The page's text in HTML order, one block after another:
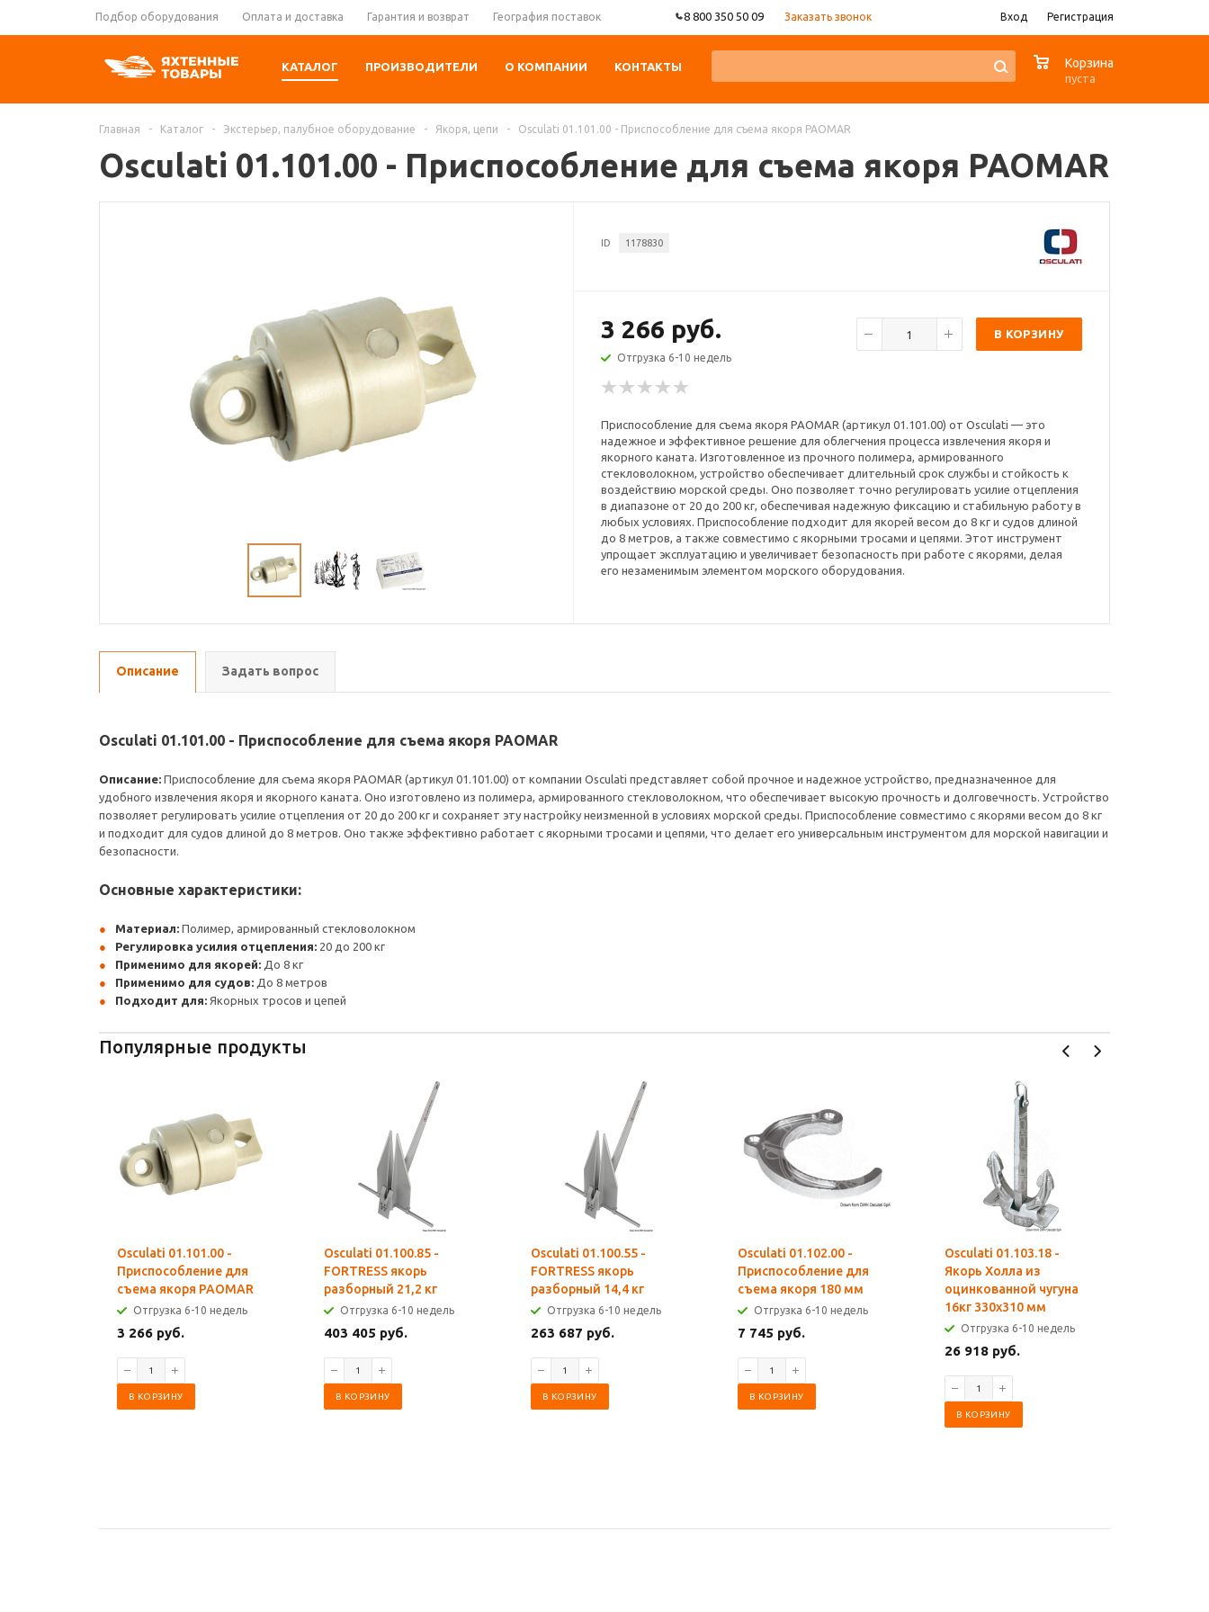
Подбор оборудования Оплата и доставка Гарантия и возврат География поставок 8 800 350 50 09 Заказать звонок Вход Регистрация
КАТАЛОГ ПРОИЗВОДИТЕЛИ О КОМПАНИИ КОНТАКТЫ Корзина
пуста
Главная - Каталог - Экстерьер, палубное оборудование - Якоря, цепи - Osculati 01.101.00 - Приспособление для съема якоря PAOMAR
Osculati 01.101.00 - Приспособление для съема якоря PAOMAR
ID 1178830
3 266 руб.
Отгрузка 6-10 недель
В КОРЗИНУ
Приспособление для съема якоря PAOMAR (артикул 01.101.00) от Osculati — это
надежное и эффективное решение для облегчения процесса извлечения якоря и
якорного каната. Изготовленное из прочного полимера, армированного
стекловолокном, устройство обеспечивает длительный срок службы и стойкость к
воздействию морской среды. Оно позволяет точно регулировать усилие отцепления
в диапазоне от 20 до 200 кг, обеспечивая надежную фиксацию и стабильную работу в
любых условиях. Приспособление подходит для якорей весом до 8 кг и судов длиной
до 8 метров, а также совместимо с якорными тросами и цепями. Этот инструмент
упрощает эксплуатацию и увеличивает безопасность при работе с якорями, делая
его незаменимым элементом морского оборудования.
Описание Задать вопрос
Osculati 01.101.00 - Приспособление для съема якоря PAOMAR
Описание: Приспособление для съема якоря PAOMAR (артикул 01.101.00) от компании Osculati представляет собой прочное и надежное устройство, предназначенное для
удобного извлечения якоря и якорного каната. Оно изготовлено из полимера, армированного стекловолокном, что обеспечивает высокую прочность и долговечность. Устройство
позволяет регулировать усилие отцепления от 20 до 200 кг и сохраняет эту настройку неизменной в условиях морской среды. Приспособление совместимо с якорями весом до 8 кг
и подходит для судов длиной до 8 метров. Оно также эффективно работает с якорными тросами и цепями, что делает его универсальным инструментом для морской навигации и
безопасности.
Основные характеристики:
Материал: Полимер, армированный стекловолокном
Регулировка усилия отцепления: 20 до 200 кг
Применимо для якорей: До 8 кг
Применимо для судов: До 8 метров
Подходит для: Якорных тросов и цепей
Популярные продукты
Osculati 01.101.00 -
Приспособление для
съема якоря PAOMAR
Отгрузка 6-10 недель
3 266 руб.
В КОРЗИНУ
Osculati 01.100.85 -
FORTRESS якорь
разборный 21,2 кг
Отгрузка 6-10 недель
403 405 руб.
В КОРЗИНУ
Osculati 01.100.55 -
FORTRESS якорь
разборный 14,4 кг
Отгрузка 6-10 недель
263 687 руб.
В КОРЗИНУ
Osculati 01.102.00 -
Приспособление для
съема якоря 180 мм
Отгрузка 6-10 недель
7 745 руб.
В КОРЗИНУ
Osculati 01.103.18 -
Якорь Холла из
оцинкованной чугуна
16кг 330x310 мм
Отгрузка 6-10 недель
26 918 руб.
В КОРЗИНУ